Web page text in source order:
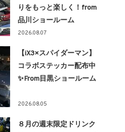
りをもっと楽しく！from
品川ショールーム
2026.08.07
【iX3×スパイダーマン】
コラボステッカー配布中
✨From目黒ショールーム
2026.08.05
８月の週末限定ドリンク